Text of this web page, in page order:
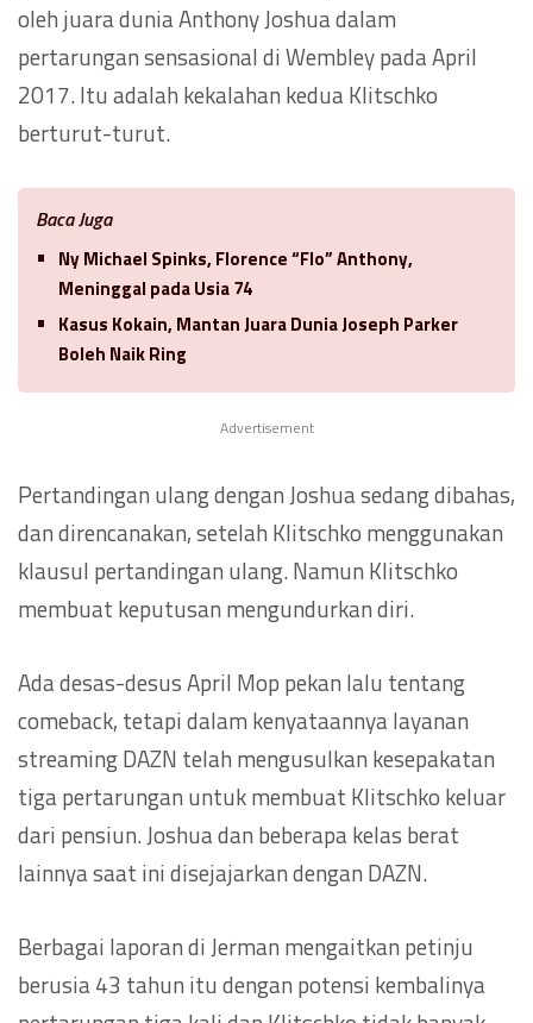
oleh juara dunia Anthony Joshua dalam
pertarungan sensasional di Wembley pada April
2017. Itu adalah kekalahan kedua Klitschko
berturut-turut.
Baca Juga
Ny Michael Spinks, Florence “Flo” Anthony,
Meninggal pada Usia 74
Kasus Kokain, Mantan Juara Dunia Joseph Parker
Boleh Naik Ring
Advertisement
Pertandingan ulang dengan Joshua sedang dibahas,
dan direncanakan, setelah Klitschko menggunakan
klausul pertandingan ulang. Namun Klitschko
membuat keputusan mengundurkan diri.
Ada desas-desus April Mop pekan lalu tentang
comeback, tetapi dalam kenyataannya layanan
streaming DAZN telah mengusulkan kesepakatan
tiga pertarungan untuk membuat Klitschko keluar
dari pensiun. Joshua dan beberapa kelas berat
lainnya saat ini disejajarkan dengan DAZN.
Berbagai laporan di Jerman mengaitkan petinju
berusia 43 tahun itu dengan potensi kembalinya